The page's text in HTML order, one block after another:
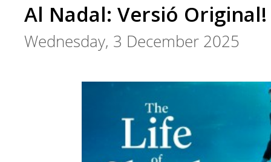
Al Nadal: Versió Original!
Wednesday, 3 December 2025